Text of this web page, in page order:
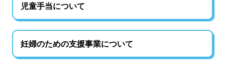
児童手当について
妊婦のための支援事業について